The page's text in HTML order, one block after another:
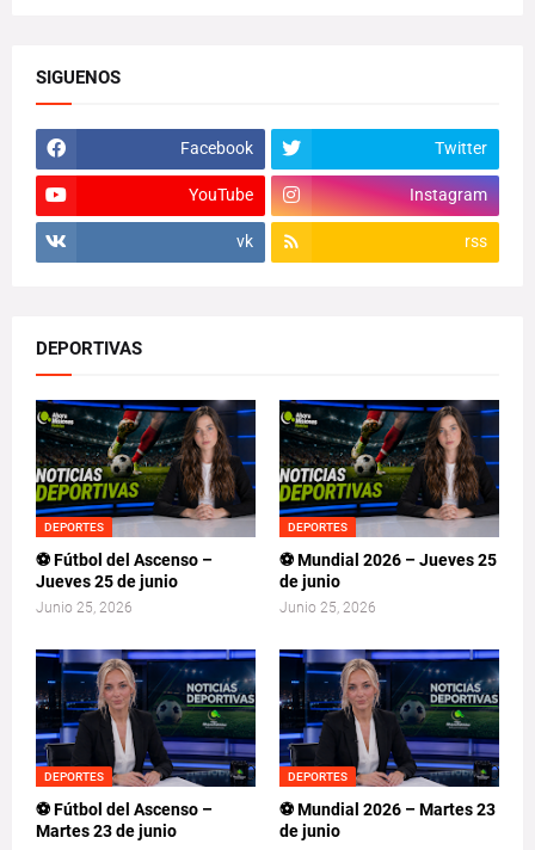
SIGUENOS
Facebook Twitter
YouTube Instagram
vk rss
DEPORTIVAS
DEPORTES
⚽ Fútbol del Ascenso –
Jueves 25 de junio
Junio 25, 2026
DEPORTES
⚽ Mundial 2026 – Jueves 25
de junio
Junio 25, 2026
DEPORTES
⚽ Fútbol del Ascenso –
Martes 23 de junio
DEPORTES
⚽ Mundial 2026 – Martes 23
de junio